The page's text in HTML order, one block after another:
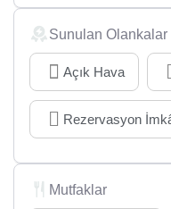
Sunulan Olankalar
Açık Hava
Rezervasyon
Mutfaklar